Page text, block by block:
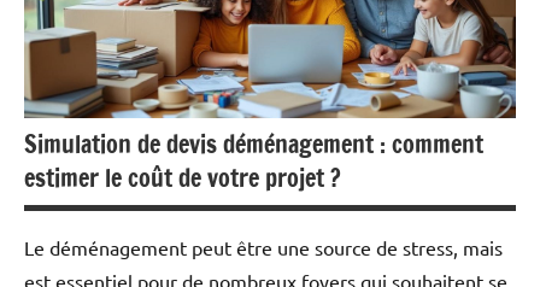
Simulation de devis déménagement : comment
estimer le coût de votre projet ?
Le déménagement peut être une source de stress, mais
est essentiel pour de nombreux foyers qui souhaitent se